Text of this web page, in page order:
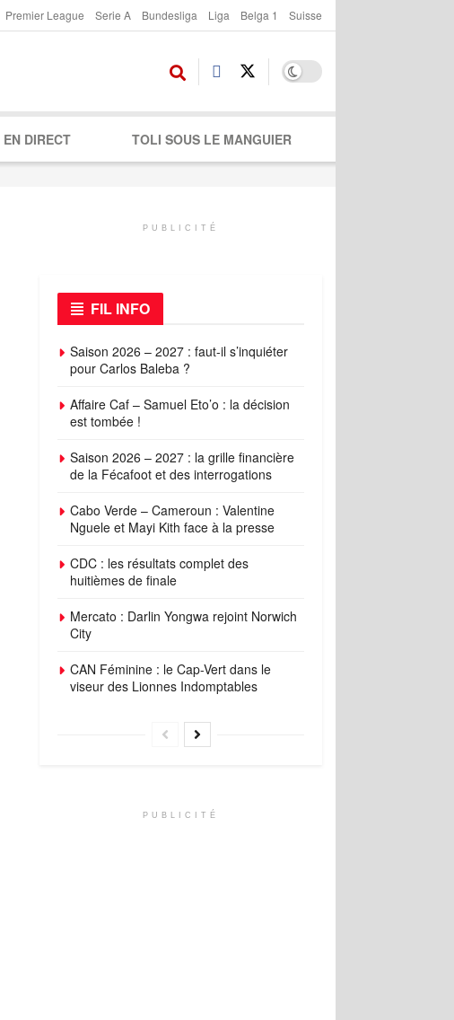
Premier League Serie A Bundesliga Liga Belga 1 Suisse
EN DIRECT TOLI SOUS LE MANGUIER
PUBLICITÉ
FIL INFO
Saison 2026 – 2027 : faut-il s’inquiéter
pour Carlos Baleba ?
Affaire Caf – Samuel Eto’o : la décision
est tombée !
Saison 2026 – 2027 : la grille financière
de la Fécafoot et des interrogations
Cabo Verde – Cameroun : Valentine
Nguele et Mayi Kith face à la presse
CDC : les résultats complet des
huitièmes de finale
Mercato : Darlin Yongwa rejoint Norwich
City
CAN Féminine : le Cap-Vert dans le
viseur des Lionnes Indomptables
PUBLICITÉ